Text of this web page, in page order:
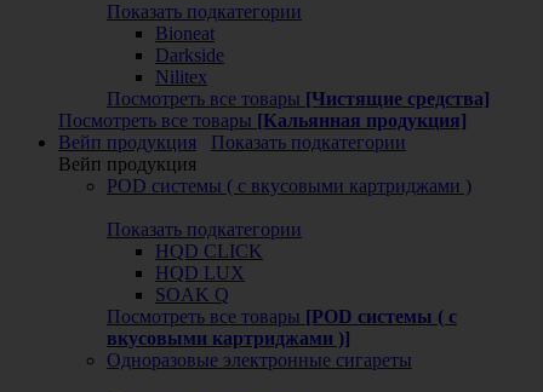
Показать подкатегории
Bioneat
Darkside
Nilitex
Посмотреть все товары [Чистящие средства]
Посмотреть все товары [Кальянная продукция]
Вейп продукция
Показать подкатегории
Вейп продукция
POD системы ( с вкусовыми картриджами )
Показать подкатегории
HQD CLICK
HQD LUX
SOAK Q
Посмотреть все товары [POD системы ( с
вкусовыми картриджами )]
Одноразовые электронные сигареты